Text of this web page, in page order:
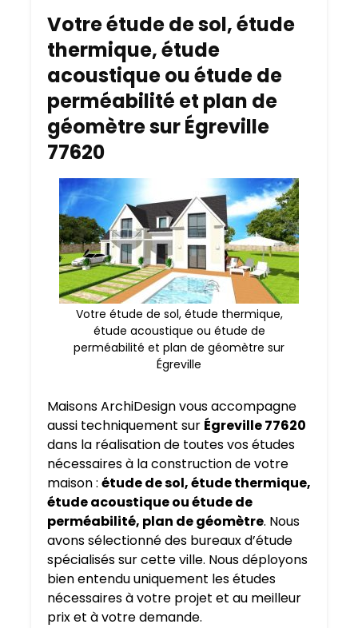
Votre étude de sol, étude
thermique, étude
acoustique ou étude de
perméabilité et plan de
géomètre sur Égreville
77620
Votre étude de sol, étude thermique,
étude acoustique ou étude de
perméabilité et plan de géomètre sur
Égreville
Maisons ArchiDesign vous accompagne
aussi techniquement sur Égreville 77620
dans la réalisation de toutes vos études
nécessaires à la construction de votre
maison : étude de sol, étude thermique,
étude acoustique ou étude de
perméabilité, plan de géomètre. Nous
avons sélectionné des bureaux d’étude
spécialisés sur cette ville. Nous déployons
bien entendu uniquement les études
nécessaires à votre projet et au meilleur
prix et à votre demande.